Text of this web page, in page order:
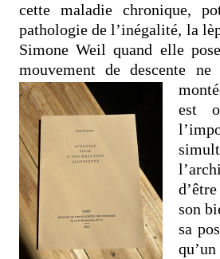
cette maladie chronique,
pathologie de l’inégalité, la
Simone Weil quand elle
mouvement de descente
est
son
sa